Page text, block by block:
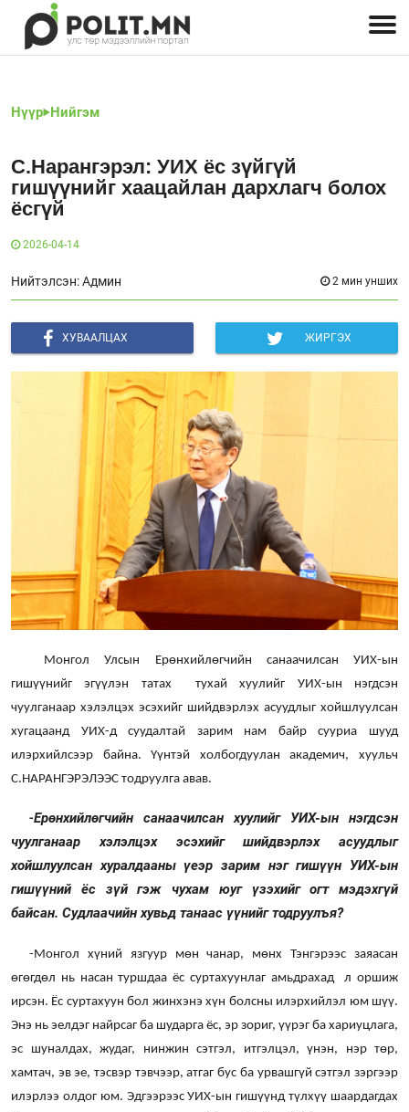
Нүүр Нийгэм
С.Нарангэрэл: УИХ ёс зүйгүй
гишүүнийг хаацайлан дархлагч болох
ёсгүй
2026-04-14
Нийтэлсэн: Админ 2 мин унших
ХУВААЛЦАХ ЖИРГЭХ
Монгол Улсын Ерөнхийлөгчийн санаачилсан УИХ-ын
гишүүнийг эгүүлэн татах тухай хуулийг УИХ-ын нэгдсэн
чуулганаар хэлэлцэх эсэхийг шийдвэрлэх асуудлыг хойшлуулсан
хугацаанд УИХ-д суудалтай зарим нам байр сууриа шууд
илэрхийлсээр байна. Үүнтэй холбогдуулан академич, хуульч
С.НАРАНГЭРЭЛЭЭС тодруулга авав.
-Ерөнхийлөгчийн санаачилсан хуулийг УИХ-ын нэгдсэн
чуулганаар хэлэлцэх эсэхийг шийдвэрлэх асуудлыг
хойшлуулсан хуралдааны үеэр зарим нэг гишүүн УИХ-ын
гишүүний ёс зүй гэж чухам юуг үзэхийг огт мэдэхгүй
байсан. Судлаачийн хувьд танаас үүнийг тодруулъя?
-Монгол хүний язгуур мөн чанар, мөнх Тэнгэрээс заяасан
өгөгдөл нь насан туршдаа ёс суртахуунлаг амьдрахад л оршиж
ирсэн. Ёс суртахуун бол жинхэнэ хүн болсны илэрхийлэл юм шүү.
Энэ нь эелдэг найрсаг ба шударга ёс, эр зориг, үүрэг ба хариуцлага,
эс шуналдах, жудаг, нинжин сэтгэл, итгэлцэл, үнэн, нэр төр,
хамтач, эв эе, тэсвэр тэвчээр, атгаг бус ба урвашгүй сэтгэл зэргээр
илэрлээ олдог юм. Эдгээрээс УИХ-ын гишүүнд түлхүү шаардагдах